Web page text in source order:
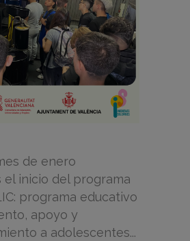
de enero
el inicio del programa
programa educativo
apoyo y
a adolescentes...